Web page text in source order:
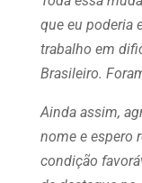
que eu poderia
trabalho em
Brasileiro.
Ainda assim,
nome e espero
condição